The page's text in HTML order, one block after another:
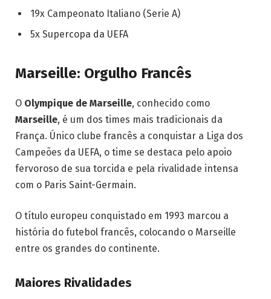
19x Campeonato Italiano (Serie A)
5x Supercopa da UEFA
Marseille: Orgulho Francês
O Olympique de Marseille, conhecido como
Marseille, é um dos times mais tradicionais da
França. Único clube francês a conquistar a Liga dos
Campeões da UEFA, o time se destaca pelo apoio
fervoroso de sua torcida e pela rivalidade intensa
com o Paris Saint-Germain.
O título europeu conquistado em 1993 marcou a
história do futebol francês, colocando o Marseille
entre os grandes do continente.
Maiores Rivalidades